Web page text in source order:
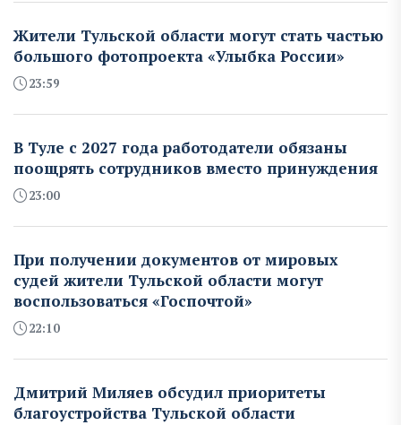
Жители Тульской области могут стать частью
большого фотопроекта «Улыбка России»
23:59
В Туле с 2027 года работодатели обязаны
поощрять сотрудников вместо принуждения
23:00
При получении документов от мировых
судей жители Тульской области могут
воспользоваться «Госпочтой»
22:10
Дмитрий Миляев обсудил приоритеты
благоустройства Тульской области